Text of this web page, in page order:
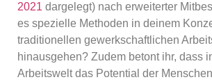
2021 dargelegt) nach erweiterter
es spezielle Methoden in deinem
traditionellen gewerkschaftlichen
hinausgehen? Zudem betont ihr, dass
Arbeitswelt das Potential der